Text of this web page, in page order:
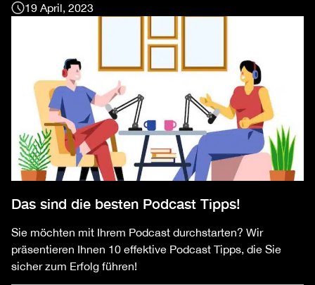
19 April, 2023
Das sind die besten Podcast Tipps!
Sie möchten mit Ihrem Podcast durchstarten? Wir
präsentieren Ihnen 10 effektive Podcast Tipps, die Sie
sicher zum Erfolg führen!